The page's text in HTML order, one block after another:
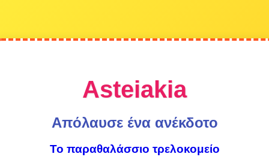
Asteiakia
Απόλαυσε ένα ανέκδοτο
Το παραθαλάσσιο τρελοκομείο